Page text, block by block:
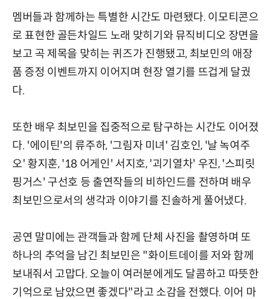
멤버들과 함께하는 특별한 시간도 마련됐다. 이모티콘으
로 표현한 골든차일드 노래 맞히기와 뮤직비디오 장면을
보고 곡 제목을 맞히는 퀴즈가 진행됐고, 최보민의 애장
품 증정 이벤트까지 이어지며 현장 열기를 뜨겁게 달궜
다.
또한 배우 최보민을 집중적으로 탐구하는 시간도 이어졌
다. '에이틴'의 류주하, '그림자 미녀' 김호인, '날 녹여주
오' 황지훈, '18 어게인' 서지호, '괴기열차' 우진, '스피릿
핑거스' 구선호 등 출연작들의 비하인드를 전하며 배우
최보민으로서의 생각과 이야기를 진솔하게 풀어냈다.
공연 말미에는 관객들과 함께 단체 사진을 촬영하며 또
하나의 추억을 남긴 최보민은 "화이트데이를 저와 함께
보내줘서 고맙다. 오늘이 여러분에게도 달콤하고 따뜻한
기억으로 남았으면 좋겠다"라고 소감을 전했다. 이어 마